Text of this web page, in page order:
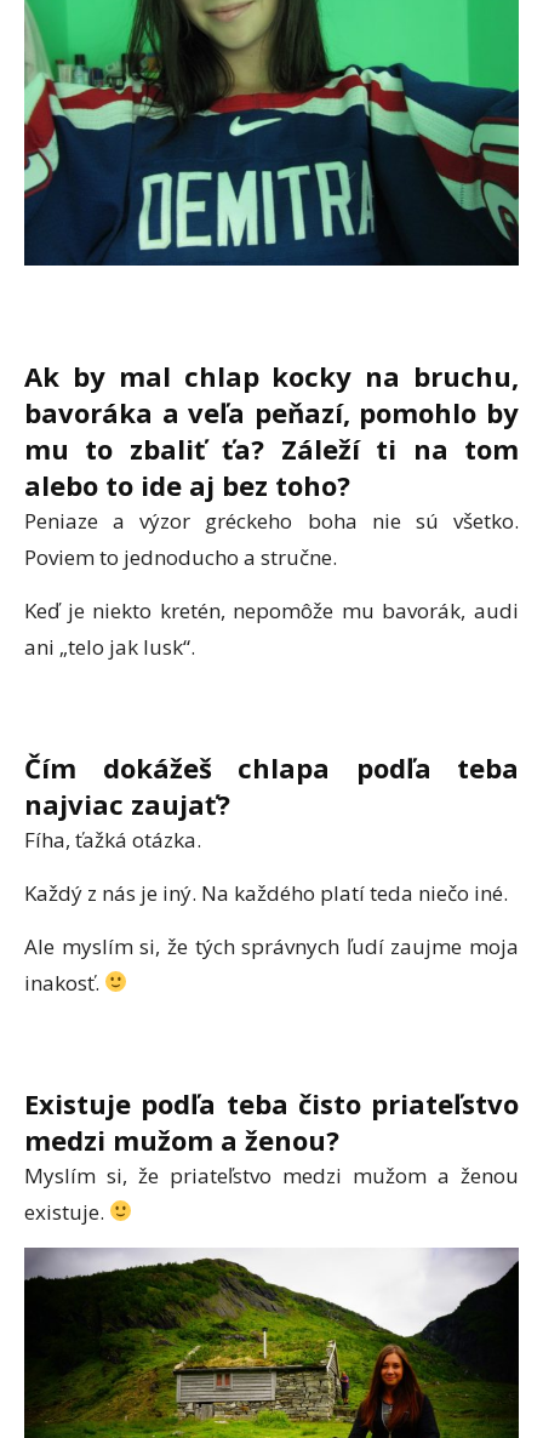
Ak by mal chlap kocky na bruchu,
bavoráka a veľa peňazí, pomohlo by
mu to zbaliť ťa? Záleží ti na tom
alebo to ide aj bez toho?
Peniaze a výzor gréckeho boha nie sú všetko.
Poviem to jednoducho a stručne.
Keď je niekto kretén, nepomôže mu bavorák, audi
ani „telo jak lusk“.
Čím dokážeš chlapa podľa teba
najviac zaujať?
Fíha, ťažká otázka.
Každý z nás je iný. Na každého platí teda niečo iné.
Ale myslím si, že tých správnych ľudí zaujme moja
inakosť.
Existuje podľa teba čisto priateľstvo
medzi mužom a ženou?
Myslím si, že priateľstvo medzi mužom a ženou
existuje.